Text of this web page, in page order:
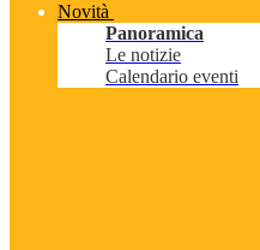
Novità
Panoramica
Le notizie
Calendario eventi